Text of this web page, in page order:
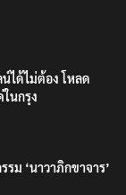
ได้ไม่ต้อง โหลด
นกรุง
ม ‘นาวาภิกขาจาร’